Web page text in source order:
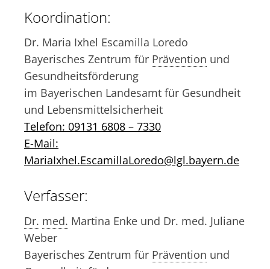
Koordination:
Dr. Maria Ixhel Escamilla Loredo
Bayerisches Zentrum für Prävention und
Gesundheitsförderung
im Bayerischen Landesamt für Gesundheit
und Lebensmittelsicherheit
Telefon: 09131 6808 – 7330
E-Mail:
MariaIxhel.EscamillaLoredo@lgl.bayern.de
Verfasser:
Dr. med. Martina Enke und Dr. med. Juliane
Weber
Bayerisches Zentrum für Prävention und